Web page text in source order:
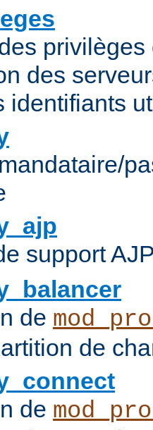
des
identifiants
support
de
de
de